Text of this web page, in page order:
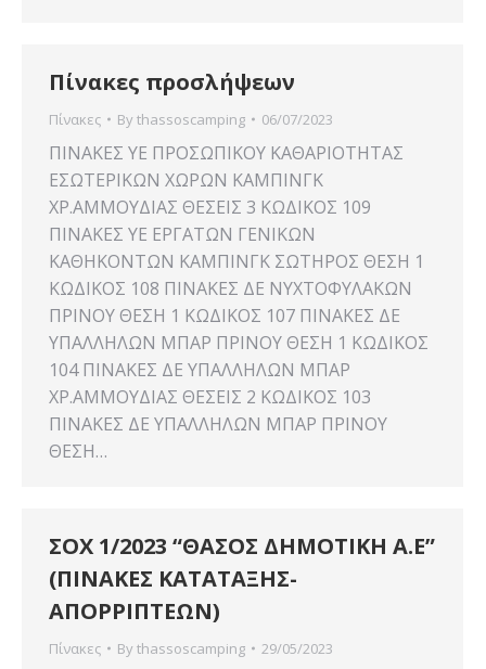
Πίνακες προσλήψεων
Πίνακες By thassoscamping 06/07/2023
ΠΙΝΑΚΕΣ YE ΠΡΟΣΩΠΙΚΟΥ ΚΑΘΑΡΙΟΤΗΤΑΣ
ΕΣΩΤΕΡΙΚΩΝ ΧΩΡΩΝ ΚΑΜΠΙΝΓΚ
ΧΡ.ΑΜΜΟΥΔΙΑΣ ΘΕΣΕΙΣ 3 ΚΩΔΙΚΟΣ 109
ΠΙΝΑΚΕΣ YE ΕΡΓΑΤΩΝ ΓΕΝΙΚΩΝ
ΚΑΘΗΚΟΝΤΩΝ ΚΑΜΠΙΝΓΚ ΣΩΤΗΡΟΣ ΘΕΣΗ 1
ΚΩΔΙΚΟΣ 108 ΠΙΝΑΚΕΣ ΔΕ ΝΥΧΤΟΦΥΛΑΚΩΝ
ΠΡΙΝΟΥ ΘΕΣΗ 1 ΚΩΔΙΚΟΣ 107 ΠΙΝΑΚΕΣ ΔΕ
ΥΠΑΛΛΗΛΩΝ ΜΠΑΡ ΠΡΙΝΟΥ ΘΕΣΗ 1 ΚΩΔΙΚΟΣ
104 ΠΙΝΑΚΕΣ ΔΕ ΥΠΑΛΛΗΛΩΝ ΜΠΑΡ
ΧΡ.ΑΜΜΟΥΔΙΑΣ ΘΕΣΕΙΣ 2 ΚΩΔΙΚΟΣ 103
ΠΙΝΑΚΕΣ ΔΕ ΥΠΑΛΛΗΛΩΝ ΜΠΑΡ ΠΡΙΝΟΥ
ΘΕΣΗ…
ΣΟΧ 1/2023 “ΘΑΣΟΣ ΔΗΜΟΤΙΚΗ Α.Ε”
(ΠΙΝΑΚΕΣ ΚΑΤΑΤΑΞΗΣ-
ΑΠΟΡΡΙΠΤΕΩΝ)
Πίνακες By thassoscamping 29/05/2023